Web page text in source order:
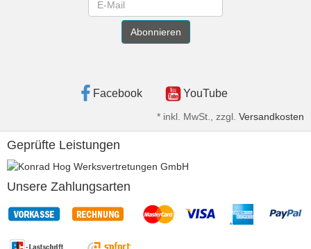
Abonnieren
Facebook YouTube
* inkl. MwSt., zzgl. Versandkosten
Geprüfte Leistungen
Unsere Zahlungsarten